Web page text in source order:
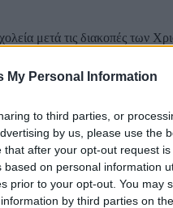
My Personal Information
to third parties, or
by us, please use the
after your opt-out request
on personal information
prior to your opt-out. You may
by third parties on
μετά τις διακοπές των
του ιού στα εκπαιδευτικά
ανοιχτής
προάγγελος και της